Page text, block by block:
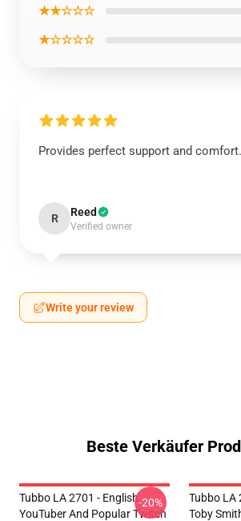
★★☆☆☆
★☆☆☆☆
Provides perfect support and
R Reed
Verified owner
Write your review
Beste Verkäufer
Tubbo LA 2701 - English
YouTuber And Popular Twitch
-20%
Tubbo LA
Toby